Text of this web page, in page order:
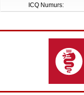
ICQ Numurs: